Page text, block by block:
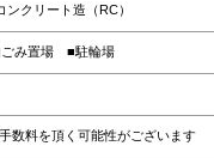
クリート造（RC）
ごみ置場 ■駐輪場
数料を頂く可能性がございます